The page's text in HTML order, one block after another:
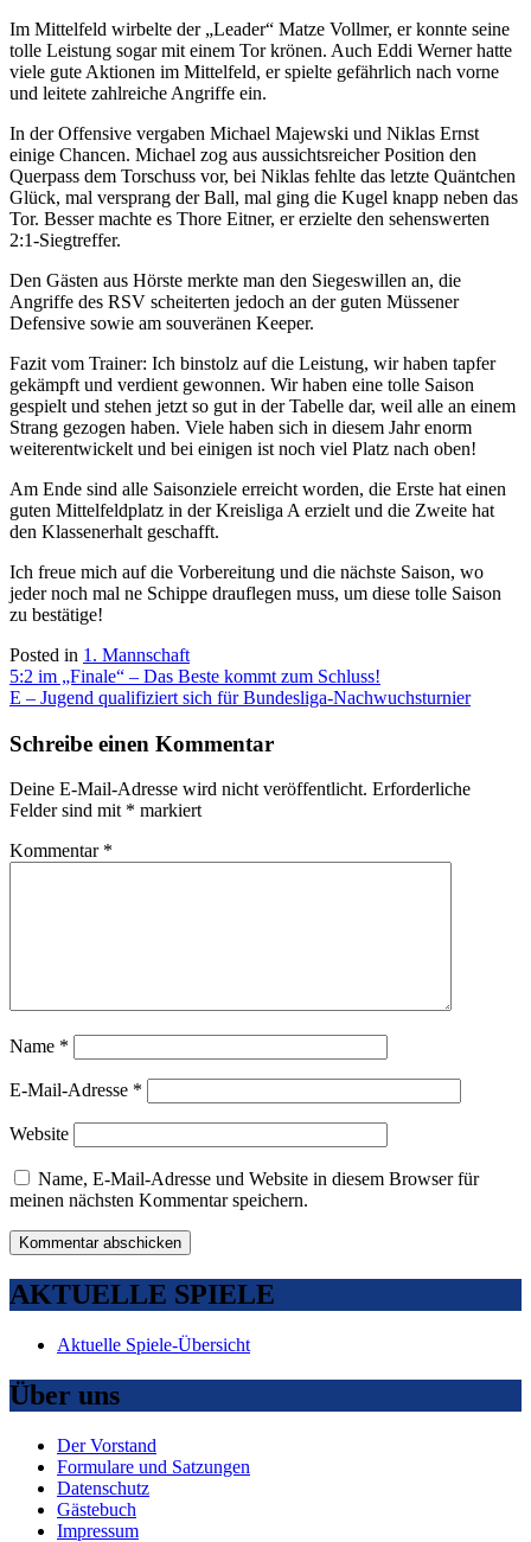
Im Mittelfeld wirbelte der „Leader“ Matze Vollmer, er konnte seine
tolle Leistung sogar mit einem Tor krönen. Auch Eddi Werner hatte
viele gute Aktionen im Mittelfeld, er spielte gefährlich nach vorne
und leitete zahlreiche Angriffe ein.
In der Offensive vergaben Michael Majewski und Niklas Ernst
einige Chancen. Michael zog aus aussichtsreicher Position den
Querpass dem Torschuss vor, bei Niklas fehlte das letzte Quäntchen
Glück, mal versprang der Ball, mal ging die Kugel knapp neben das
Tor. Besser machte es Thore Eitner, er erzielte den sehenswerten
2:1-Siegtreffer.
Den Gästen aus Hörste merkte man den Siegeswillen an, die
Angriffe des RSV scheiterten jedoch an der guten Müssener
Defensive sowie am souveränen Keeper.
Fazit vom Trainer: Ich binstolz auf die Leistung, wir haben tapfer
gekämpft und verdient gewonnen. Wir haben eine tolle Saison
gespielt und stehen jetzt so gut in der Tabelle dar, weil alle an einem
Strang gezogen haben. Viele haben sich in diesem Jahr enorm
weiterentwickelt und bei einigen ist noch viel Platz nach oben!
Am Ende sind alle Saisonziele erreicht worden, die Erste hat einen
guten Mittelfeldplatz in der Kreisliga A erzielt und die Zweite hat
den Klassenerhalt geschafft.
Ich freue mich auf die Vorbereitung und die nächste Saison, wo
jeder noch mal ne Schippe drauflegen muss, um diese tolle Saison
zu bestätige!
Posted in 1. Mannschaft
Beitragsnavigation
5:2 im „Finale“ – Das Beste kommt zum Schluss!
E – Jugend qualifiziert sich für Bundesliga-Nachwuchsturnier
Schreibe einen Kommentar
Deine E-Mail-Adresse wird nicht veröffentlicht. Erforderliche
Felder sind mit * markiert
Kommentar *
Name *
E-Mail-Adresse *
Website
Name, E-Mail-Adresse und Website in diesem Browser für
meinen nächsten Kommentar speichern.
AKTUELLE SPIELE
Aktuelle Spiele-Übersicht
Über uns
Der Vorstand
Formulare und Satzungen
Datenschutz
Gästebuch
Impressum